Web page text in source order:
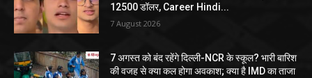
12500 डॉलर, Career Hindi...
7 August 2026
7 अगस्त को बंद रहेंगे दिल्ली-NCR के स्कूल? भारी बारिश
की वजह से क्या कल होगा अवकाश; क्या है IMD का ताजा